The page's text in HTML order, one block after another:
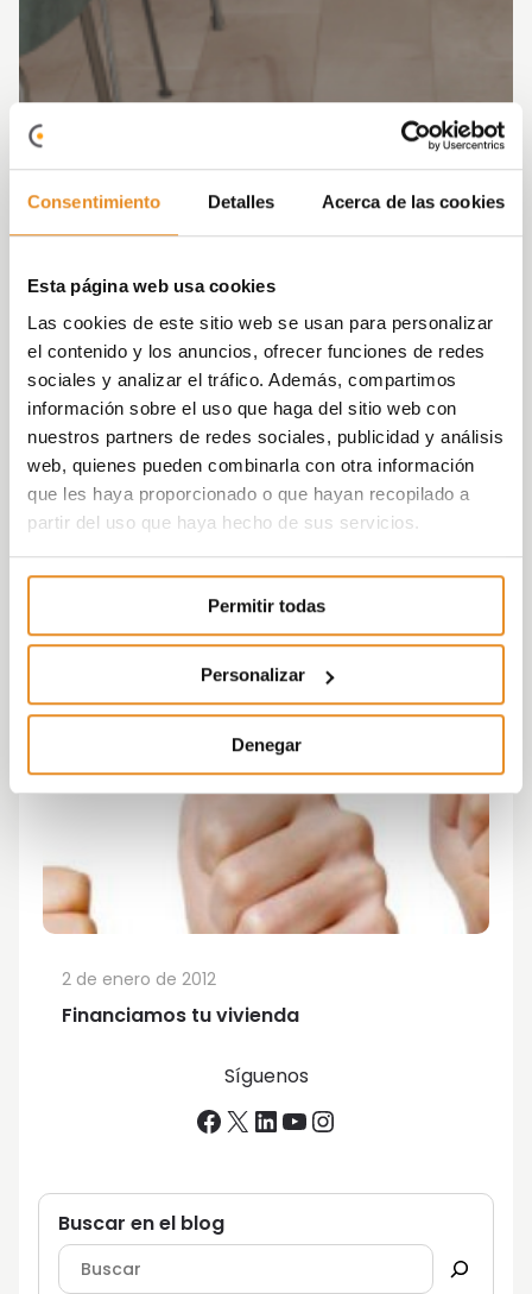
Consentimiento Detalles Acerca de las cookies
Esta página web usa cookies
Las cookies de este sitio web se usan para personalizar
el contenido y los anuncios, ofrecer funciones de redes
sociales y analizar el tráfico. Además, compartimos
información sobre el uso que haga del sitio web con
nuestros partners de redes sociales, publicidad y análisis
web, quienes pueden combinarla con otra información
que les haya proporcionado o que hayan recopilado a
partir del uso que haya hecho de sus servicios.
Permitir todas
Personalizar
Denegar
Financiamos tu vivienda
2 de enero de 2012
Síguenos
Facebook
X LinkedIn
YouTube
Instagram
Buscar en el blog